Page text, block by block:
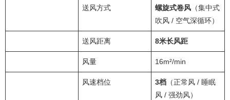
送风方式 螺旋式卷风 （集中式
吹风 / 空气深循环）
送风距离 8米长风距
风量 16m²/min
风速档位 3档 （正常风 / 睡眠
风 / 强劲风）